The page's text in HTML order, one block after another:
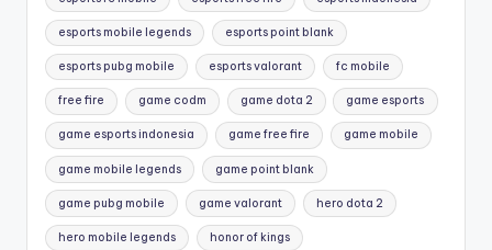
esports mobile legends esports point blank
esports pubg mobile esports valorant fc mobile
free fire game codm game dota 2 game esports
game esports indonesia game free fire game mobile
game mobile legends game point blank
game pubg mobile game valorant hero dota 2
hero mobile legends honor of kings